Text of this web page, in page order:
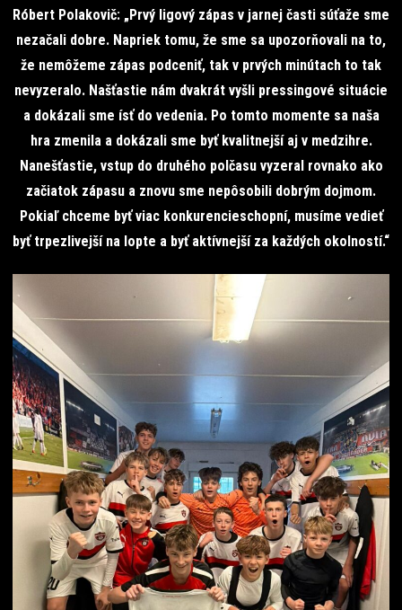
Róbert Polakovič: „Prvý ligový zápas v jarnej časti súťaže sme
nezačali dobre. Napriek tomu, že sme sa upozorňovali na to,
že nemôžeme zápas podceniť, tak v prvých minútach to tak
nevyzeralo. Našťastie nám dvakrát vyšli pressingové situácie
a dokázali sme ísť do vedenia. Po tomto momente sa naša
hra zmenila a dokázali sme byť kvalitnejší aj v medzihre.
Nanešťastie, vstup do druhého polčasu vyzeral rovnako ako
začiatok zápasu a znovu sme nepôsobili dobrým dojmom.
Pokiaľ chceme byť viac konkurencieschopní, musíme vedieť
byť trpezlivejší na lopte a byť aktívnejší za každých okolností.“